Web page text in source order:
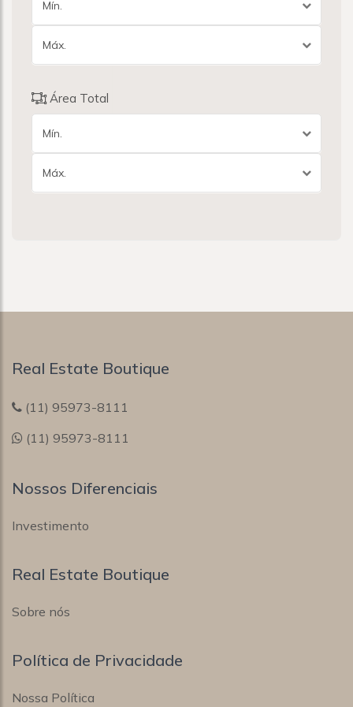
Mín.
Máx.
Área Total
Mín.
Máx.
Real Estate Boutique
(11) 95973-8111
(11) 95973-8111
Nossos Diferenciais
Investimento
Real Estate Boutique
Sobre nós
Política de Privacidade
Nossa Política